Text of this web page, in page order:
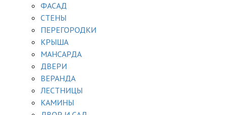
ФАСАД
СТЕНЫ
ПЕРЕГОРОДКИ
КРЫША
МАНСАРДА
ДВЕРИ
ВЕРАНДА
ЛЕСТНИЦЫ
КАМИНЫ